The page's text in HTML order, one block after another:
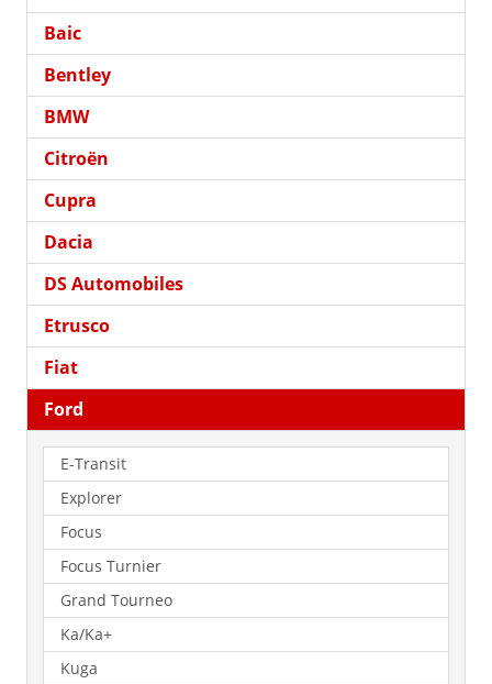
Baic
Bentley
BMW
Citroën
Cupra
Dacia
DS Automobiles
Etrusco
Fiat
Ford
E-Transit
Explorer
Focus
Focus Turnier
Grand Tourneo
Ka/Ka+
Kuga